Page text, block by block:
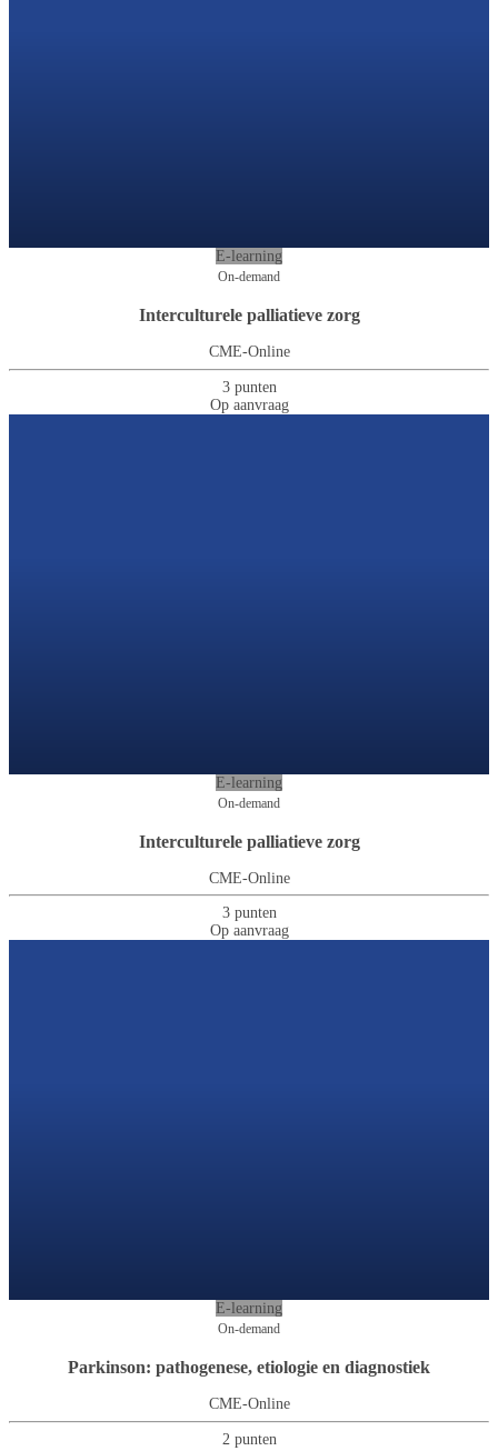
E-learning
On-demand
Interculturele palliatieve zorg
CME-Online
3 punten
Op aanvraag
E-learning
On-demand
Interculturele palliatieve zorg
CME-Online
3 punten
Op aanvraag
E-learning
On-demand
Parkinson: pathogenese, etiologie en diagnostiek
CME-Online
2 punten